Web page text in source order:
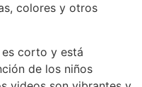
colores y otros
es corto y está
de los niños